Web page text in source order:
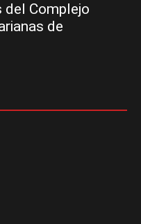
del Complejo
de